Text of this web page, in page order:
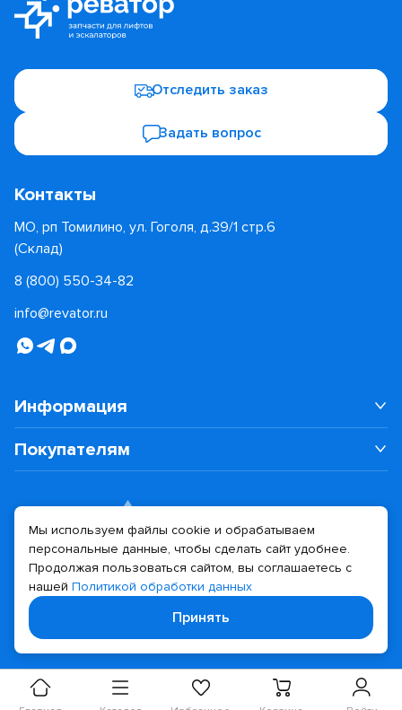
Отследить заказ
Задать вопрос
Контакты
МО, рп Томилино, ул. Гоголя, д.39/1 стр.6
(Склад)
8 (800) 550-34-82
info@revator.ru
Информация
Покупателям
Политика конфиденциальности
Дизайн сайта Разработка сайта
Мы используем файлы cookie и обрабатываем
персональные данные, чтобы сделать сайт удобнее.
Продолжая пользоваться сайтом, вы соглашаетесь с
нашей Политикой обработки данных
Принять